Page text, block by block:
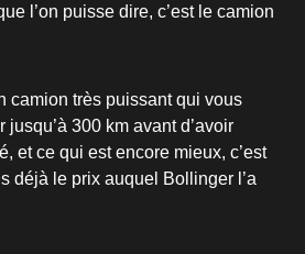
l’on puisse dire, c’est le camion
camion très puissant qui vous
jusqu’à 300 km avant d’avoir
et ce qui est encore mieux, c’est
déjà le prix auquel Bollinger l’a